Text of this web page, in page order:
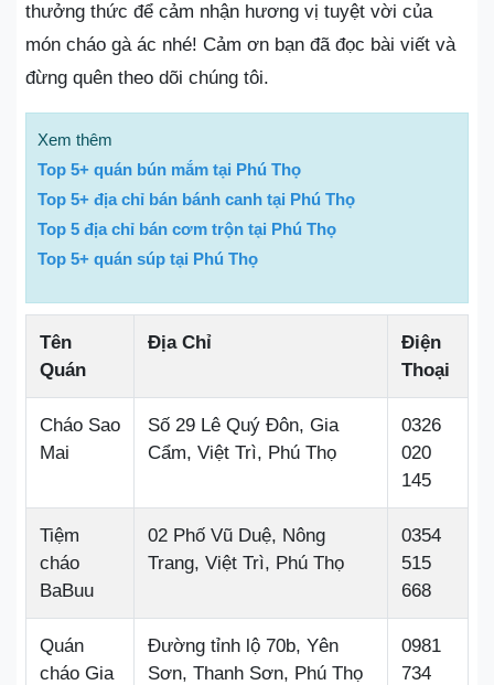
thưởng thức để cảm nhận hương vị tuyệt vời của
món cháo gà ác nhé! Cảm ơn bạn đã đọc bài viết và
đừng quên theo dõi chúng tôi.
Xem thêm
Top 5+ quán bún mắm tại Phú Thọ
Top 5+ địa chỉ bán bánh canh tại Phú Thọ
Top 5 địa chỉ bán cơm trộn tại Phú Thọ
Top 5+ quán súp tại Phú Thọ
Tên
Quán
Địa Chỉ
Điện
Thoại
Cháo Sao
Mai
Số 29 Lê Quý Đôn, Gia
Cẩm, Việt Trì, Phú Thọ
0326
020
145
Tiệm
cháo
BaBuu
02 Phố Vũ Duệ, Nông
Trang, Việt Trì, Phú Thọ
0354
515
668
Quán
cháo Gia
Đường tỉnh lộ 70b, Yên
Sơn, Thanh Sơn, Phú Thọ
0981
734